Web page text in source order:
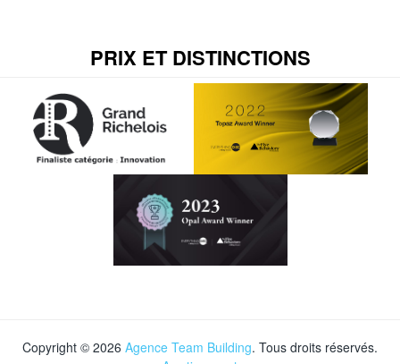
PRIX ET DISTINCTIONS
Copyright © 2026 Agence Team Building. Tous droits réservés.